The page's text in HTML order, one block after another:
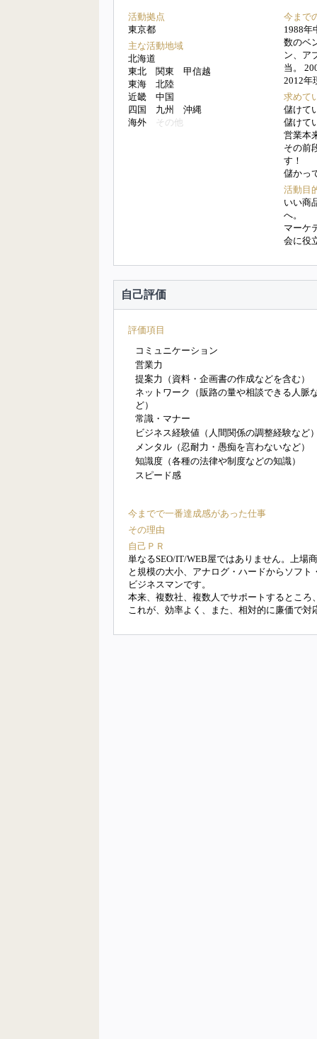
活動拠点
東京都
主な活動地域
北海道
東北 関東 甲信越
東海 北陸
近畿 中国
四国 九州 沖縄
海外
その他
今まで
1988年
数のベ
ン、ア
当。
2012年
求めて
儲けて
儲けて
営業本
その前
す！
儲かっ
活動目
いい商
へ。
マーケ
会に役
自己評価
評価項目
コミュニケーション
営業力
提案力（資料・企画書の作成などを含む）
ネットワーク（販路の量や相談できる人脈
ど）
常識・マナー
ビジネス経験値（人間関係の調整経験など
メンタル（忍耐力・愚痴を言わないなど）
知識度（各種の法律や制度などの知識）
スピード感
今までで一番達成感があった仕事
その理由
自己ＰＲ
単なるSEO/IT/WEB屋ではありません。上場
と規模の大小、アナログ・ハードからソフ
ビジネスマンです。
本来、複数社、複数人でサポートするとこ
これが、効率よく、また、相対的に廉価で対